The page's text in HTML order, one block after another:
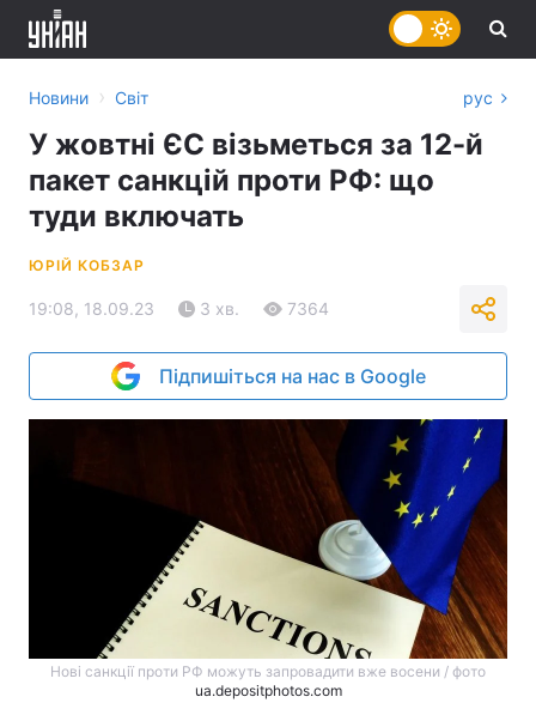
Новини › Світ рус
У жовтні ЄС візьметься за 12-й
пакет санкцій проти РФ: що
туди включать
ЮРІЙ КОБЗАР
19:08, 18.09.23 3 хв. 7364
Підпишіться на нас в Google
Нові санкції проти РФ можуть запровадити вже восени / фото
ua.depositphotos.com